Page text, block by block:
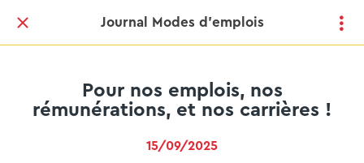
Journal Modes d'emplois
Pour nos emplois, nos
rémunérations, et nos carrières !
15/09/2025